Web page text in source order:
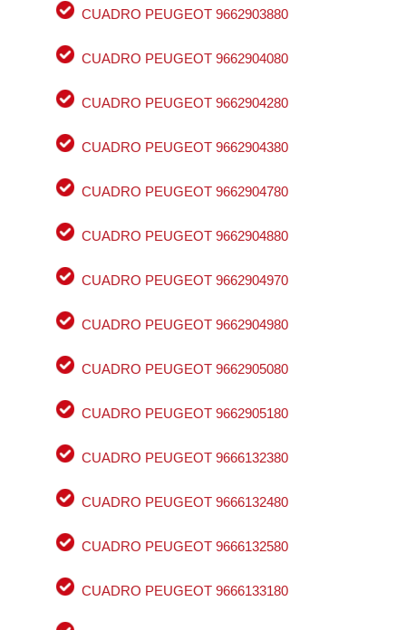
CUADRO PEUGEOT 9662903880
CUADRO PEUGEOT 9662904080
CUADRO PEUGEOT 9662904280
CUADRO PEUGEOT 9662904380
CUADRO PEUGEOT 9662904780
CUADRO PEUGEOT 9662904880
CUADRO PEUGEOT 9662904970
CUADRO PEUGEOT 9662904980
CUADRO PEUGEOT 9662905080
CUADRO PEUGEOT 9662905180
CUADRO PEUGEOT 9666132380
CUADRO PEUGEOT 9666132480
CUADRO PEUGEOT 9666132580
CUADRO PEUGEOT 9666133180